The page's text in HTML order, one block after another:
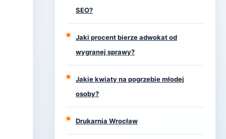
SEO?
Jaki procent bierze adwokat od
wygranej sprawy?
Jakie kwiaty na pogrzebie młodej
osoby?
Drukarnia Wrocław